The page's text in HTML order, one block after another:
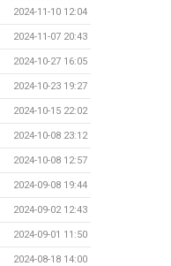
2024-11-10 12:04
2024-11-07 20:43
2024-10-27 16:05
2024-10-23 19:27
2024-10-15 22:02
2024-10-08 23:12
2024-10-08 12:57
2024-09-08 19:44
2024-09-02 12:43
2024-09-01 11:50
2024-08-18 14:00